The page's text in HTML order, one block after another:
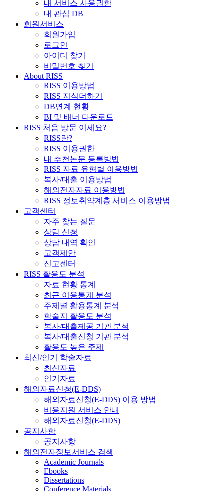
내 서비스 사용권한
내 관심 DB
회원서비스
회원가입
로그인
아이디 찾기
비밀번호 찾기
About RISS
RISS 이용방법
RISS 지식더하기
DB연계 현황
BI 및 배너 다운로드
RISS 처음 방문 이세요?
RISS란?
RISS 이용권한
내 추천논문 등록방법
RISS 자료 유형별 이용방법
복사/대출 이용방법
해외전자자료 이용방법
RISS 정보취약계층 서비스 이용방법
고객센터
자주 찾는 질문
상담 신청
상담 내역 확인
고객제안
신고센터
RISS 활용도 분석
자료 현황 통계
최근 이용통계 분석
주제별 활용통계 분석
학술지 활용도 분석
복사/대출제공 기관 분석
복사/대출신청 기관 분석
활용도 높은 주제
최신/인기 학술자료
최신자료
인기자료
해외자료신청(E-DDS)
해외자료신청(E-DDS) 이용 방법
비용지원 서비스 안내
해외자료신청(E-DDS)
공지사항
공지사항
해외전자정보서비스 검색
Academic Journals
Ebooks
Dissertations
Conference Materials